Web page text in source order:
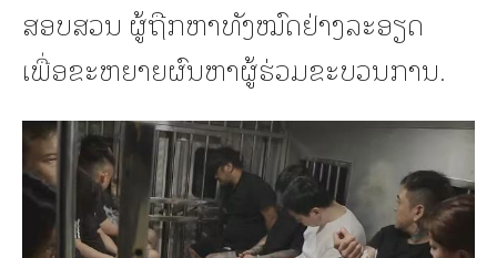
ສອບສວນ ຜູ້ຖືກຫາທັງໝົດຢ່າງລະອຽດ
ເພື່ອຂະຫຍາຍຜົນຫາຜູ້ຮ່ວມຂະບວນການ.